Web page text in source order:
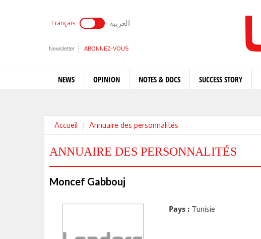
Français العربية
Newsletter ABONNEZ-VOUS
NEWS OPINION NOTES & DOCS SUCCESS STORY
Accueil Annuaire des personnalités
ANNUAIRE DES PERSONNALITÉS
Moncef Gabbouj
Pays : Tunisie